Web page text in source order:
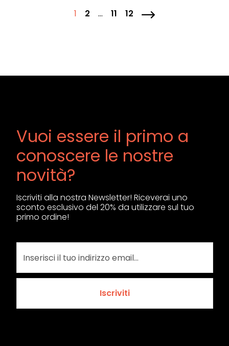
1 2 … 11 12
Vuoi essere il primo a
conoscere le nostre
novità?
Iscriviti alla nostra Newsletter! Riceverai uno
sconto esclusivo del 20% da utilizzare sul tuo
primo ordine!
Iscriviti